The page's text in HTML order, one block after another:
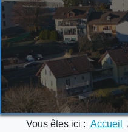
Vous êtes ici : Accueil